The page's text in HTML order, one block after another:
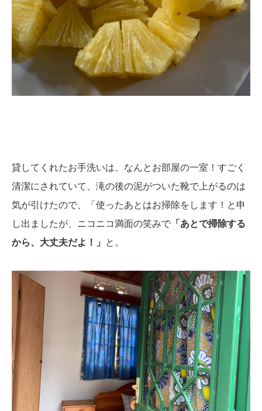
貸してくれたお手洗いは、なんとお部屋の一室！ すごく
清潔にされていて、滝の後の泥がついた靴で上がるのは
気が引けたので、「使ったあとはお掃除をします！と申
し出ましたが、ニコニコ満面の笑みで 「あとで掃除する
から、大丈夫だよ！」
と。